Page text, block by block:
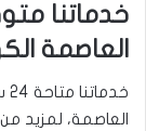
خدماتنا
العاصمة
العاصمة، لمزيد